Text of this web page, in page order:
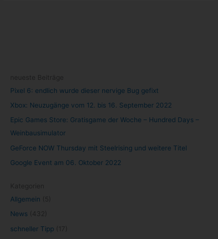
Pixel 6: endlich wurde dieser nervige Bug gefixt
Xbox: Neuzugänge vom 12. bis 16. September 2022
Epic Games Store: Gratisgame der Woche – Hundred Days –
Weinbausimulator
GeForce NOW Thursday mit Steelrising und weitere Titel
Google Event am 06. Oktober 2022
Allgemein
News
schneller Tipp